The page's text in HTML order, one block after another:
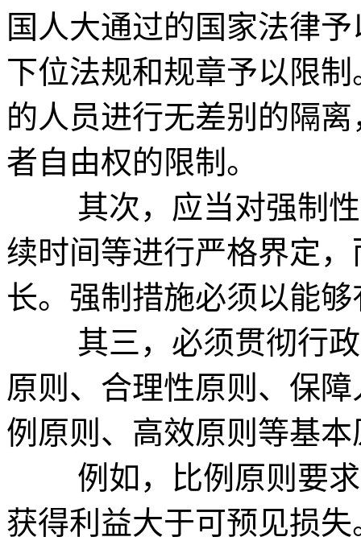
国人大通过的国家法律
下位法规和规章予以限
的人员进行无差别的隔
者自由权的限制。
其次，应当对强制性
续时间等进行严格界定
长。强制措施必须以能
其三，必须贯彻行政
原则、合理性原则、保
例原则、高效原则等基本
例如，比例原则要求
获得利益大于可预见损